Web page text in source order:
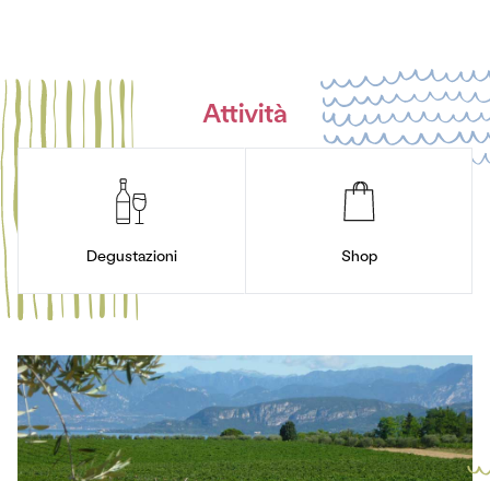
Attività
Degustazioni Shop